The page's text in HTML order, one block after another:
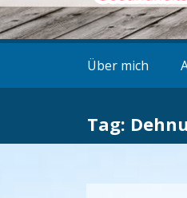
Über mich
Tag: